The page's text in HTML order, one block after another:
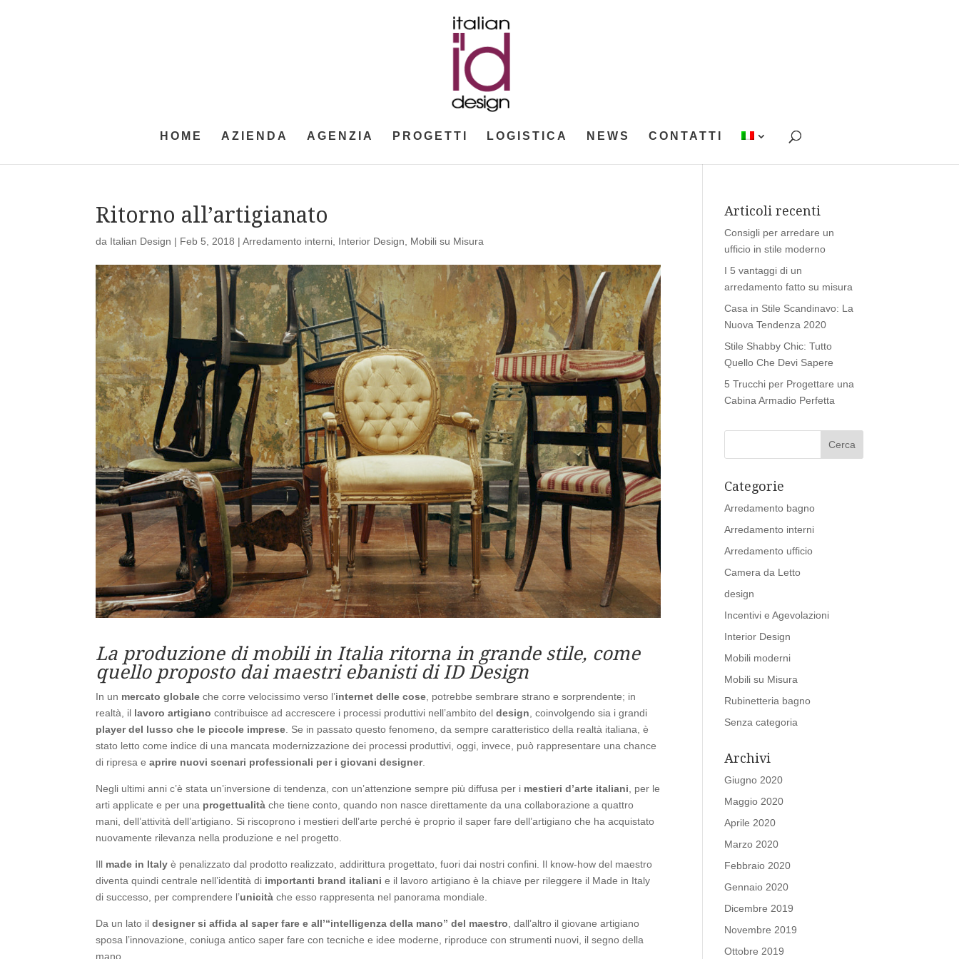
HOME AZIENDA AGENZIA PROGETTI LOGISTICA NEWS CONTATTI
Ritorno all’artigianato
da Italian Design | Feb 5, 2018 |Arredamento interni Interior Design Mobili su Misura
La produzione di mobili in Italia ritorna in grande stile, come
quello proposto dai maestri ebanisti di ID Design
In un mercato globale che corre velocissimo verso l’internet delle cose , potrebbe sembrare strano e sorprendente; in
realtà, il lavoro artigiano contribuisce ad accrescere i processi produttivi nell’ambito deldesign , coinvolgendo sia i grandi
player del lusso che le piccole imprese . Se in passato questo fenomeno, da sempre caratteristico della realtà italiana, è
stato letto come indice di una mancata modernizzazione dei processi produttivi, oggi, invece, può rappresentare una chance
di ripresa eaprire nuovi scenari professionali per i giovani designer.
Negli ultimi anni c’è stata un’inversione di tendenza, con un’attenzione sempre più diffusa per i mestieri d’arte italiani , per le
arti applicate e per una progettualità che tiene conto, quando non nasce direttamente da una collaborazione a quattro
mani, dell’attività dell’artigiano. Si riscoprono i mestieri dell’arte perché è proprio il saper fare dell’artigiano che ha acquistato
nuovamente rilevanza nella produzione e nel progetto.
Ill made in Italy è penalizzato dal prodotto realizzato, addirittura progettato, fuori dai nostri confini. Il know-how del maestro
diventa quindi centrale nell’identità di importanti brand italiani e il lavoro artigiano è la chiave per rileggere il Made in Italy
di successo, per comprendere l’unicità che esso rappresenta nel panorama mondiale.
Da un lato ildesigner si affida al saper fare e all’“intelligenza della mano”del maestro , dall’altro il giovane artigiano
sposa l’innovazione, coniuga antico saper fare con tecniche e idee moderne, riproduce con strumenti nuovi, il segno della
mano.
Articoli recenti
Consigli per arredare un
ufficio in stile moderno
I 5 vantaggi di un
arredamento fatto su misura
Casa in Stile Scandinavo: La
Nuova Tendenza 2020
Stile Shabby Chic: Tutto
Quello Che Devi Sapere
5 Trucchi per Progettare una
Cabina Armadio Perfetta
Categorie
Arredamento bagno
Arredamento interni
Arredamento ufficio
Camera da Letto
design
Incentivi e Agevolazioni
Interior Design
Mobili moderni
Mobili su Misura
Rubinetteria bagno
Senza categoria
Archivi
Giugno 2020
Maggio 2020
Aprile 2020
Marzo 2020
Febbraio 2020
Gennaio 2020
Dicembre 2019
Novembre 2019
Ottobre 2019